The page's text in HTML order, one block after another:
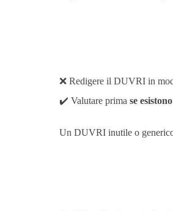
❌ Redigere il DUVRI in
✔️ Valutare primase
Un DUVRI inutile o